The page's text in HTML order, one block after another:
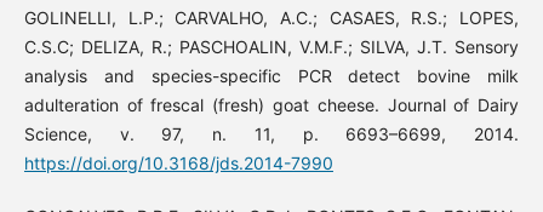
GOLINELLI, L.P.; CARVALHO, A.C.; CASAES, R.S.; LOPES,
C.S.C; DELIZA, R.; PASCHOALIN, V.M.F.; SILVA, J.T. Sensory
analysis and species-specific PCR detect bovine milk
adulteration of frescal (fresh) goat cheese. Journal of Dairy
Science, v. 97, n. 11, p. 6693–6699, 2014.
https://doi.org/10.3168/jds.2014-7990